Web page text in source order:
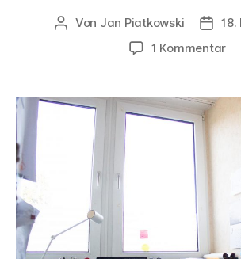
Beitragsautor
Von Jan Piatkowski
1 Kommentarzu
in